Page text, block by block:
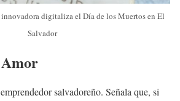
digitaliza el Día de los Muertos en El
Salvador
salvadoreño. Señala que, si